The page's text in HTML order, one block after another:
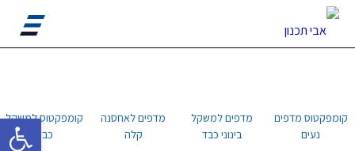
פתח
קומפקטוס מדפים
נעים
מדפים למשקל
בינוני כבד
מדפים לאחסנה
קלה
קומפקטוס למשקל
כבד